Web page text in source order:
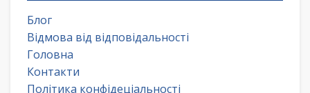
Блог
Відмова від відповідальності
Головна
Контакти
Політика конфідеціальності